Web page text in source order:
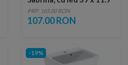
x 11,7 cm
PRP: 165.00 RON
107.00 RON
-19%